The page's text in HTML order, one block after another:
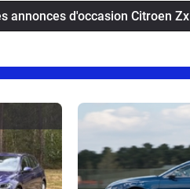
annonces d'occasion Citroen Zx